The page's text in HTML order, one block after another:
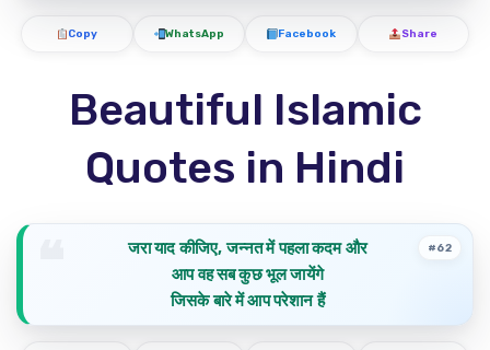
Copy WhatsApp Facebook Share
Beautiful Islamic
Quotes in Hindi
जरा याद कीजिए, जन्नत में पहला कदम और
आप वह सब कुछ भूल जायेंगे
जिसके बारे में आप परेशान हैं
#62